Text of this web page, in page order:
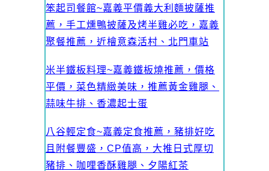
笨起司餐館~嘉義平價義大利麵披薩推
薦，手工燻鴨披薩及烤半雞必吃，嘉義
聚餐推薦，近檜意森活村、北門車站
米半鐵板料理~嘉義鐵板燒推薦，價格
平價，菜色精緻美味，推薦黃金雞腿、
蒜味牛排、香濃起士蛋
八谷輕定食~嘉義定食推薦，豬排好吃
且附餐豐盛，CP值高，大推日式厚切
豬排、咖哩香酥雞腿、夕陽紅茶